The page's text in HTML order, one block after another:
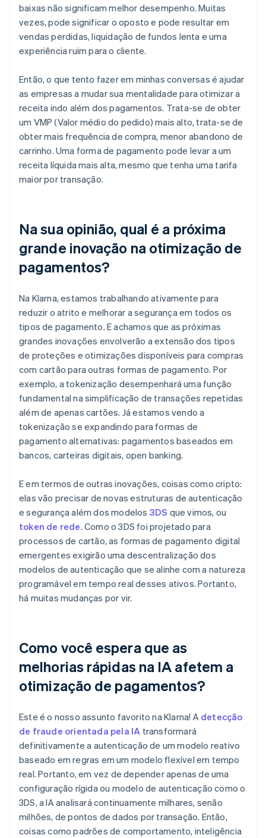
baixas não significam melhor desempenho. Muitas
vezes, pode significar o oposto e pode resultar em
vendas perdidas, liquidação de fundos lenta e uma
experiência ruim para o cliente.
Então, o que tento fazer em minhas conversas é ajudar
as empresas a mudar sua mentalidade para otimizar a
receita indo além dos pagamentos. Trata-se de obter
um VMP (Valor médio do pedido) mais alto, trata-se de
obter mais frequência de compra, menor abandono de
carrinho. Uma forma de pagamento pode levar a um
receita líquida mais alta, mesmo que tenha uma tarifa
maior por transação.
Na sua opinião, qual é a próxima
grande inovação na otimização de
pagamentos?
Na Klarna, estamos trabalhando ativamente para
reduzir o atrito e melhorar a segurança em todos os
tipos de pagamento. E achamos que as próximas
grandes inovações envolverão a extensão dos tipos
de proteções e otimizações disponíveis para compras
com cartão para outras formas de pagamento. Por
exemplo, a tokenização desempenhará uma função
fundamental na simplificação de transações repetidas
além de apenas cartões. Já estamos vendo a
tokenização se expandindo para formas de
pagamento alternativas: pagamentos baseados em
bancos, carteiras digitais, open banking.
E em termos de outras inovações, coisas como cripto:
elas vão precisar de novas estruturas de autenticação
e segurança além dos modelos 3DS que vimos, ou
token de rede. Como o 3DS foi projetado para
processos de cartão, as formas de pagamento digital
emergentes exigirão uma descentralização dos
modelos de autenticação que se alinhe com a natureza
programável em tempo real desses ativos. Portanto,
há muitas mudanças por vir.
Como você espera que as
melhorias rápidas na IA afetem a
otimização de pagamentos?
Este é o nosso assunto favorito na Klarna! A detecção
de fraude orientada pela IA transformará
definitivamente a autenticação de um modelo reativo
baseado em regras em um modelo flexível em tempo
real. Portanto, em vez de depender apenas de uma
configuração rígida ou modelo de autenticação como o
3DS, a IA analisará continuamente milhares, senão
milhões, de pontos de dados por transação. Então,
coisas como padrões de comportamento, inteligência